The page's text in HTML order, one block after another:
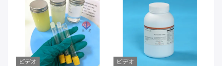
ビデオ ビデオ